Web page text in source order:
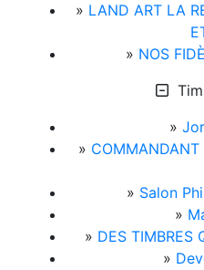
» LAND ART LA
» NOS
»
»
» Salon
»
» DES TIMBRES
»